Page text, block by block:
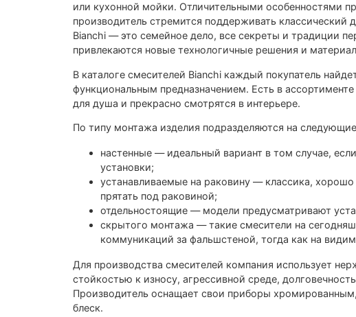
или кухонной мойки. Отличительными особенностями
производитель стремится поддерживать
Bianchi — это семейное дело, все секреты и традиции
привлекаются новые технологичные решения и
В каталоге смесителей Bianchi каждый покупатель
функциональным предназначением. Есть в
для душа и прекрасно смотрятся в интерьере.
По типу монтажа изделия подразделяются на
настенные — идеальный вариант в том случае,
установки;
устанавливаемые на раковину — классика,
прятать под раковиной;
отдельностоящие — модели предусматривают
скрытого монтажа — такие смесители на
коммуникаций за фальшстеной, тогда как на
Для производства смесителей компания использует
стойкостью к износу, агрессивной среде,
Производитель оснащает свои приборы
блеск.